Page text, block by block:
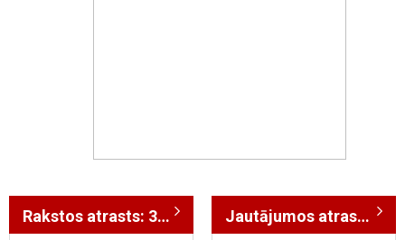
Rakstos atrasts: 356 Jautājumos atrasts: 340